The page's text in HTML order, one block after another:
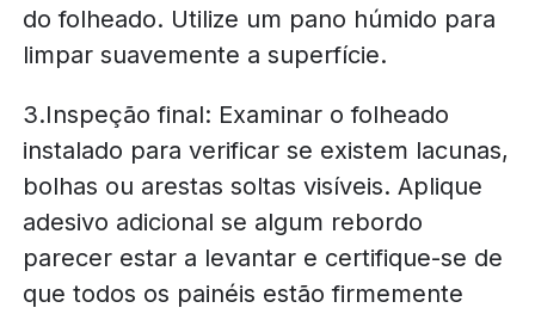
do folheado. Utilize um pano húmido para
limpar suavemente a superfície.
3.Inspeção final: Examinar o folheado
instalado para verificar se existem lacunas,
bolhas ou arestas soltas visíveis. Aplique
adesivo adicional se algum rebordo
parecer estar a levantar e certifique-se de
que todos os painéis estão firmemente